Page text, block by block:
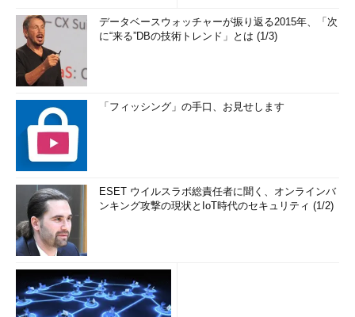
データベースウォッチャーが振り返る2015年、「次
に“来る”DBの技術トレンド」とは (1/3)
「フィッシング」の手口、お見せします
ESET ウイルスラボ総責任者に聞く、オンラインバ
ンキング攻撃の現状とIoT時代のセキュリティ (1/2)